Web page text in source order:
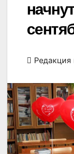
Редакция